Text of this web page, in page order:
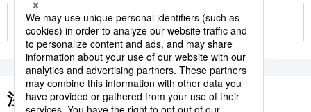
もっと見る
注目のキーワード